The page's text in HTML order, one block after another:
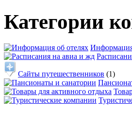
Категории
Сайты путешественников (1)